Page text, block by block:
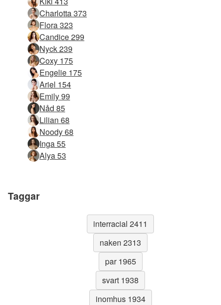
Charlotta 373
Flora 323
Candice 299
Nyck 239
Coxy 175
Engelie 175
Ariel 154
Emily 99
Nåd 85
Lilian 68
Noody 68
Inga 55
Alya 53
Taggar
interracial 2411
naken 2313
par 1965
svart 1938
inomhus 1934